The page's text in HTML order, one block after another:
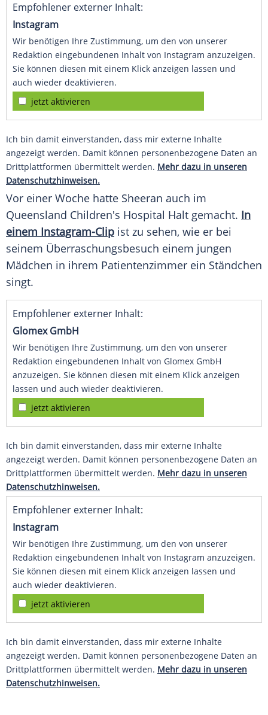
Empfohlener externer Inhalt:
Instagram
Wir benötigen Ihre Zustimmung, um den von unserer
Redaktion eingebundenen Inhalt von Instagram anzuzeigen.
Sie können diesen mit einem Klick anzeigen lassen und
auch wieder deaktivieren.
jetzt aktivieren
Ich bin damit einverstanden, dass mir externe Inhalte
angezeigt werden. Damit können personenbezogene Daten an
Drittplattformen übermittelt werden. Mehr dazu in unseren
Datenschutzhinweisen.
Vor einer Woche hatte Sheeran auch im
Queensland Children's Hospital Halt gemacht. In
einem Instagram-Clip ist zu sehen, wie er bei
seinem Überraschungsbesuch einem jungen
Mädchen in ihrem Patientenzimmer ein Ständchen
singt.
Empfohlener externer Inhalt:
Glomex GmbH
Wir benötigen Ihre Zustimmung, um den von unserer
Redaktion eingebundenen Inhalt von Glomex GmbH
anzuzeigen. Sie können diesen mit einem Klick anzeigen
lassen und auch wieder deaktivieren.
jetzt aktivieren
Ich bin damit einverstanden, dass mir externe Inhalte
angezeigt werden. Damit können personenbezogene Daten an
Drittplattformen übermittelt werden. Mehr dazu in unseren
Datenschutzhinweisen.
Empfohlener externer Inhalt:
Instagram
Wir benötigen Ihre Zustimmung, um den von unserer
Redaktion eingebundenen Inhalt von Instagram anzuzeigen.
Sie können diesen mit einem Klick anzeigen lassen und
auch wieder deaktivieren.
jetzt aktivieren
Ich bin damit einverstanden, dass mir externe Inhalte
angezeigt werden. Damit können personenbezogene Daten an
Drittplattformen übermittelt werden. Mehr dazu in unseren
Datenschutzhinweisen.